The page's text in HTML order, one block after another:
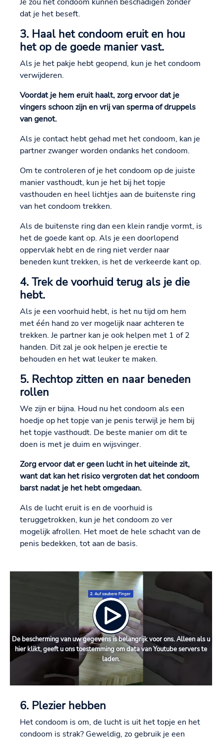
dat je het beseft.
3. Haal het condoom eruit en hou
het op de goede manier vast.
Als je het pakje hebt geopend, kun je het condoom
verwijderen.
Voordat je hem eruit haalt, zorg ervoor dat je
vingers schoon zijn en vrij van sperma of druppels
van genot.
Als je contact hebt gehad met het condoom, kan je
partner zwanger worden ondanks het condoom.
Om te controleren of je het condoom op de juiste
manier vasthoudt, kun je het bij het topje
vasthouden en heel lichtjes aan de buitenste ring
van het condoom trekken.
Als de buitenste ring dan een klein randje vormt, is
het de goede kant op. Als je een doorlopend
oppervlak hebt en de ring niet verder naar
beneden kunt trekken, is het de verkeerde kant op.
4. Trek de voorhuid terug als je die
hebt.
Als je een voorhuid hebt, is het nu tijd om hem
met één hand zo ver mogelijk naar achteren te
trekken. Je partner kan je ook helpen met 1 of 2
handen. Dit zal je ook helpen je erectie te
behouden en het wat leuker te maken.
5. Rechtop zitten en naar beneden
rollen
We zijn er bijna. Houd nu het condoom als een
hoedje op het topje van je penis terwijl je hem bij
het topje vasthoudt. De beste manier om dit te
doen is met je duim en wijsvinger.
Zorg ervoor dat er geen lucht in het uiteinde zit,
want dat kan het risico vergroten dat het condoom
barst nadat je het hebt omgedaan.
Als de lucht eruit is en de voorhuid is
teruggetrokken, kun je het condoom zo ver
mogelijk afrollen. Het moet de hele schacht van de
penis bedekken, tot aan de basis.
De bescherming van uw gegevens is belangrijk voor ons. Alleen als u
hier klikt, geeft u ons toestemming om data van Youtube servers te
laden.
6. Plezier hebben
Het condoom is om, de lucht is uit het topje en het
condoom is strak? Geweldig, zo gebruik je een